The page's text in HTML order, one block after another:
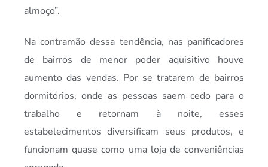
almoço”.
Na contramão dessa tendência, nas panificadores
de bairros de menor poder aquisitivo houve
aumento das vendas. Por se tratarem de bairros
dormitórios, onde as pessoas saem cedo para o
trabalho e retornam à noite, esses
estabelecimentos diversificam seus produtos, e
funcionam quase como uma loja de conveniências